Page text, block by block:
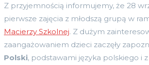
Z przyjemnością informujemy, że 28
pierwsze zajęcia z młodszą grupą w
Macierzy Szkolnej. Z dużym
zaangażowaniem dzieci zaczęły
Polski, podstawami języka polskiego i